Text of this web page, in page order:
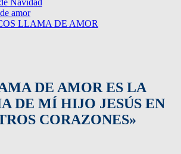
Navidad
amor
LLAMA DE AMOR
DE AMOR ES LA
DE MÍ HIJO JESÚS EN
CORAZONES»